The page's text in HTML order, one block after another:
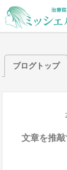
ブログトップ
文章を推